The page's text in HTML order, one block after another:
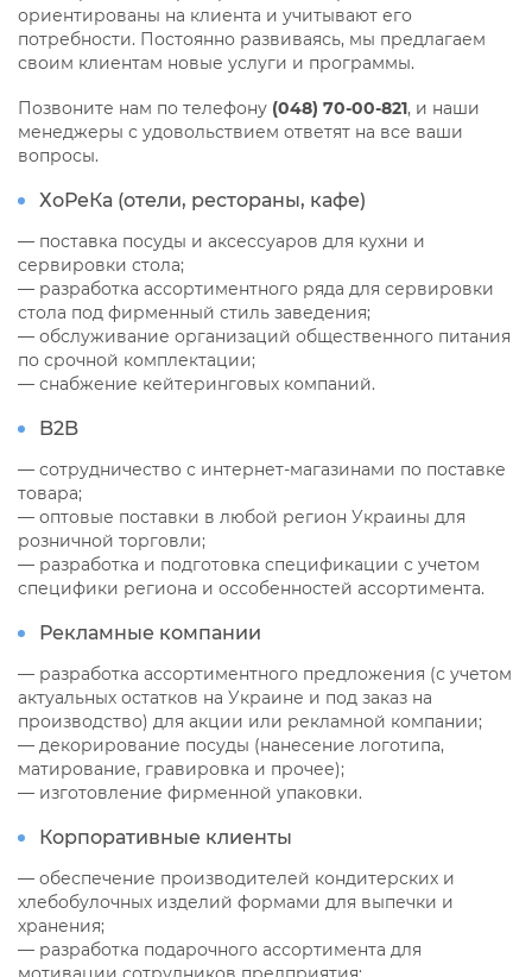
ориентированы на клиента и учитывают его
потребности. Постоянно развиваясь, мы предлагаем
своим клиентам новые услуги и программы.
Позвоните нам по телефону (048) 70-00-821, и наши
менеджеры с удовольствием ответят на все ваши
вопросы.
ХоРеКа (отели, рестораны, кафе)
— поставка посуды и аксессуаров для кухни и
сервировки стола;
— разработка ассортиментного ряда для сервировки
стола под фирменный стиль заведения;
— обслуживание организаций общественного питания
по срочной комплектации;
— снабжение кейтеринговых компаний.
B2B
— сотрудничество с интернет-магазинами по поставке
товара;
— оптовые поставки в любой регион Украины для
розничной торговли;
— разработка и подготовка спецификации с учетом
специфики региона и оссобенностей ассортимента.
Рекламные компании
— разработка ассортиментного предложения (с учетом
актуальных остатков на Украине и под заказ на
производство) для акции или рекламной компании;
— декорирование посуды (нанесение логотипа,
матирование, гравировка и прочее);
— изготовление фирменной упаковки.
Корпоративные клиенты
— обеспечение производителей кондитерских и
хлебобулочных изделий формами для выпечки и
хранения;
— разработка подарочного ассортимента для